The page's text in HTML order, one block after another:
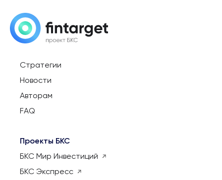
Стратегии
Новости
Авторам
FAQ
Проекты БКС
БКС Мир Инвестиций
БКС Экспресс